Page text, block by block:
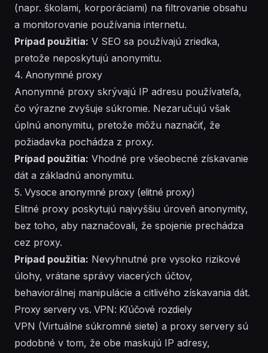
(napr. školami, korporáciami) na filtrovanie obsahu
a monitorovanie používania internetu.
Prípad použitia: V SEO sa používajú zriedka,
pretože neposkytujú anonymitu.
4. Anonymné proxy
Anonymné proxy skrývajú IP adresu používateľa,
čo výrazne zvyšuje súkromie. Nezaručujú však
úplnú anonymitu, pretože môžu naznačiť, že
požiadavka pochádza z proxy.
Prípad použitia: Vhodné pre všeobecné získavanie
dát a základnú anonymitu.
5. Vysoce anonymné proxy (elitné proxy)
Elitné proxy poskytujú najvyššiu úroveň anonymity,
bez toho, aby naznačovali, že spojenie prechádza
cez proxy.
Prípad použitia: Nevyhnutné pre vysoko rizikové
úlohy, vrátane správy viacerých účtov,
behaviorálnej manipulácie a citlivého získavania dát.
Proxy servery vs. VPN: Kľúčové rozdiely
VPN (Virtuálne súkromné siete) a proxy servery sú
podobné v tom, že obe maskujú IP adresy,